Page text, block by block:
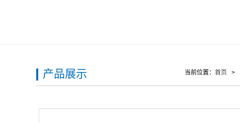
当前位置： 首页 >
产品展示